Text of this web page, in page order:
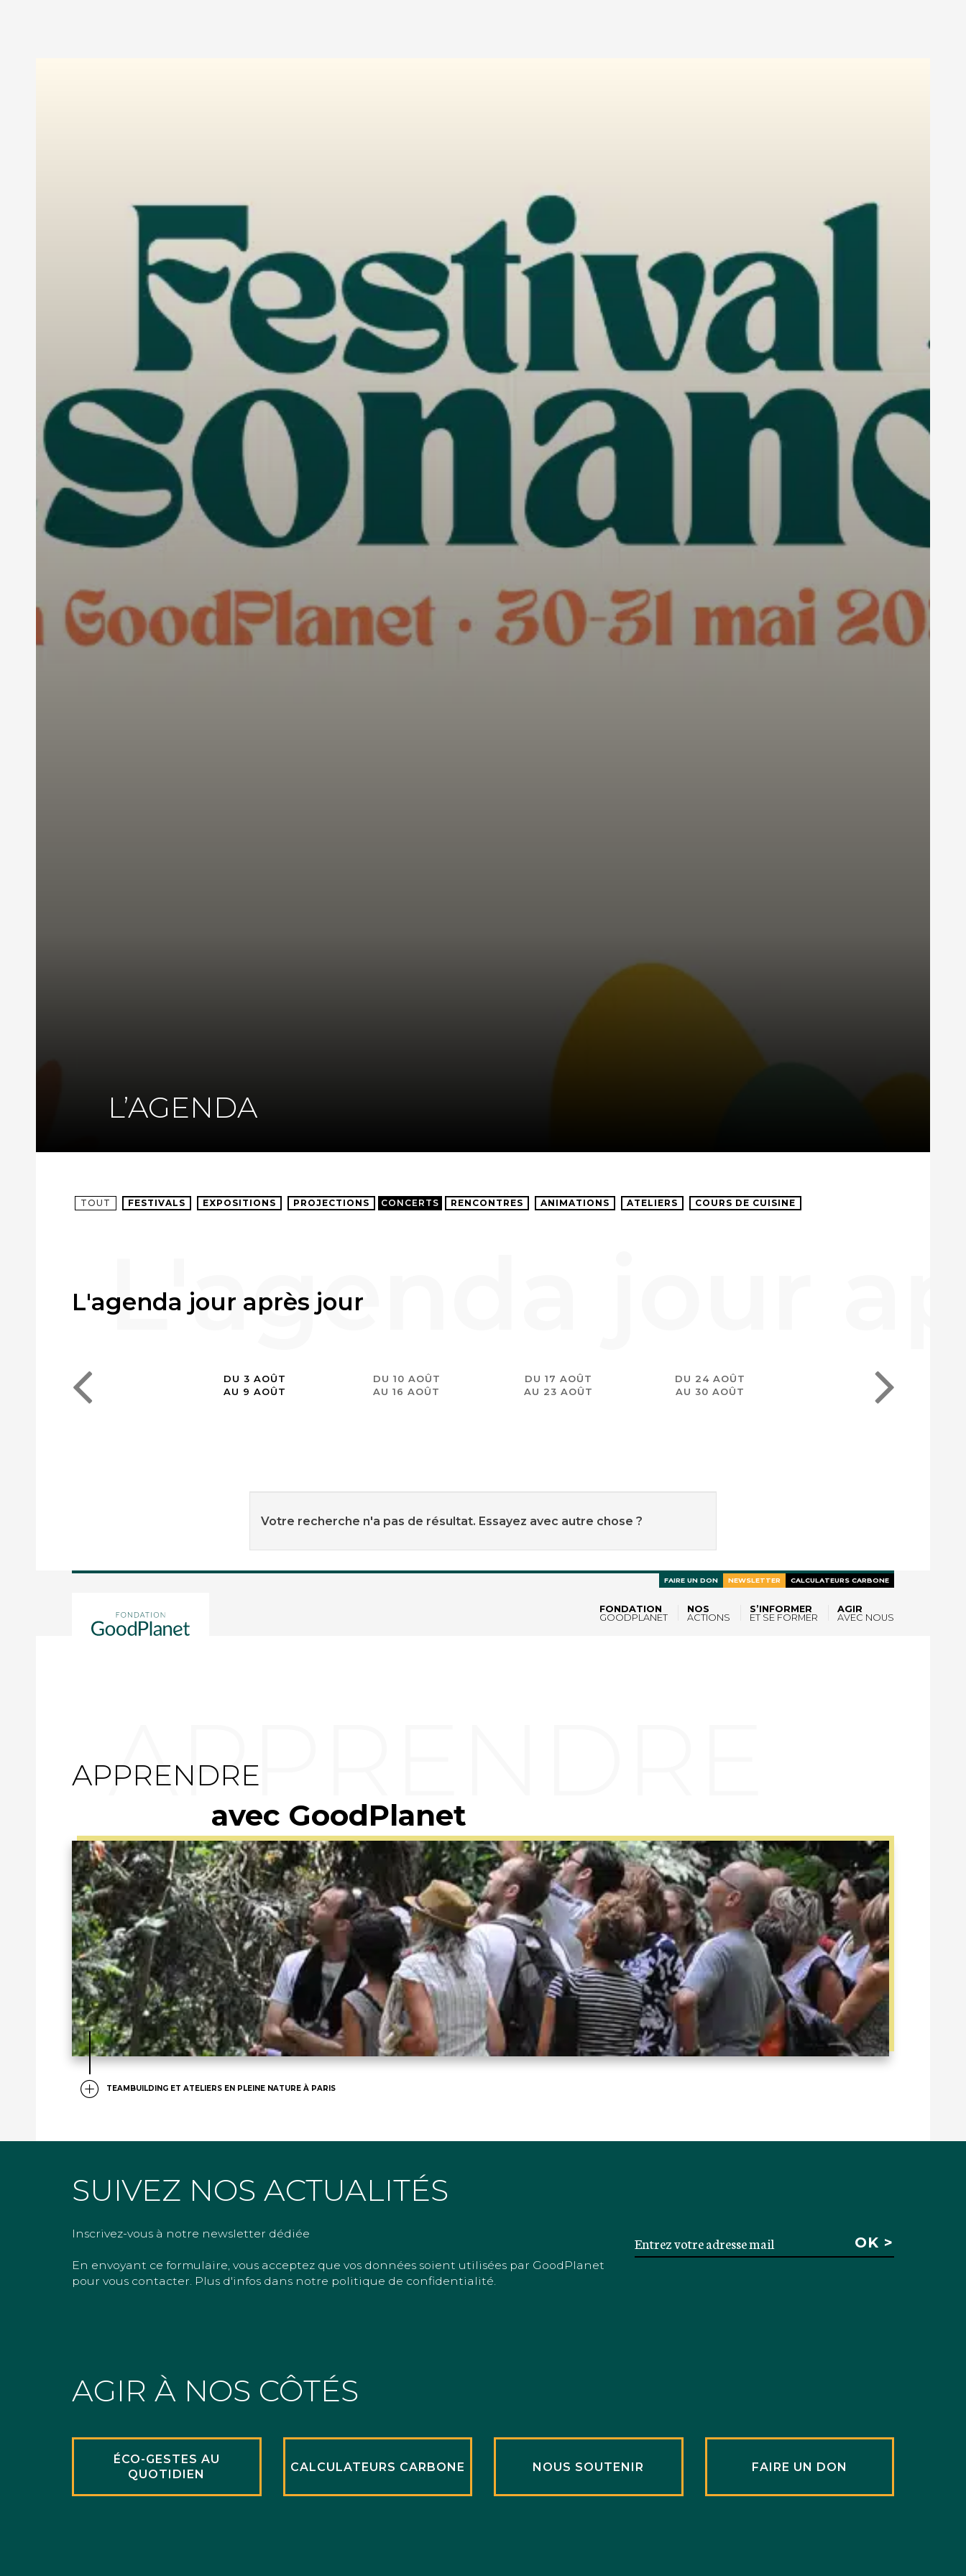
FONDATION
GOODPLANET
NOS
ACTIONS
S’INFORMER
ET SE FORMER
AGIR
AVEC NOUS
FAIRE UN DON NEWSLETTER CALCULATEURS CARBONE
L’AGENDA
TOUT FESTIVALS EXPOSITIONS PROJECTIONS CONCERTS RENCONTRES ANIMATIONS ATELIERS COURS DE CUISINE
L'agenda jour après jour
DU 3 AOÛT
AU 9 AOÛT
DU 10 AOÛT
AU 16 AOÛT
DU 17 AOÛT
AU 23 AOÛT
DU 24 AOÛT
AU 30 AOÛT
Votre recherche n'a pas de résultat. Essayez avec autre chose ?
APPRENDRE
avec GoodPlanet
TEAMBUILDING ET ATELIERS EN PLEINE NATURE À PARIS
SUIVEZ NOS ACTUALITÉS
Inscrivez-vous à notre newsletter dédiée
En envoyant ce formulaire, vous acceptez que vos données soient utilisées par GoodPlanet
pour vous contacter. Plus d'infos dans notre politique de confidentialité.
AGIR À NOS CÔTÉS
ÉCO-GESTES AU
QUOTIDIEN
CALCULATEURS CARBONE NOUS SOUTENIR FAIRE UN DON